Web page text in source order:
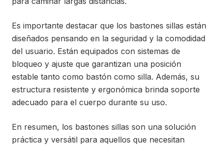
Es importante destacar que los bastones sillas están
diseñados pensando en la seguridad y la comodidad
del usuario. Están equipados con sistemas de
bloqueo y ajuste que garantizan una posición
estable tanto como bastón como silla. Además, su
estructura resistente y ergonómica brinda soporte
adecuado para el cuerpo durante su uso.
En resumen, los bastones sillas son una solución
práctica y versátil para aquellos que necesitan